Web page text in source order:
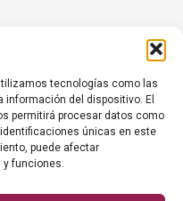
tecnologías como las
del dispositivo. El
permitirá procesar datos como
únicas en este
puede afectar
funciones.
S.L.